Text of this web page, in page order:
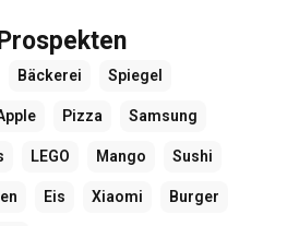
Bäckerei Spiegel
Pizza Samsung
LEGO Mango Sushi
Eis Xiaomi Burger